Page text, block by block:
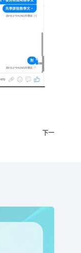
下一